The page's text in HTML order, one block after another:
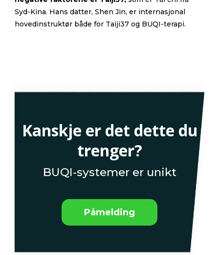
Syd-Kina. Hans datter, Shen Jin, er internasjonal
hovedinstruktør både for Taiji37 og BUQI-terapi.
Kanskje er det dette du
trenger?
BUQI-systemer er unikt
Påmelding